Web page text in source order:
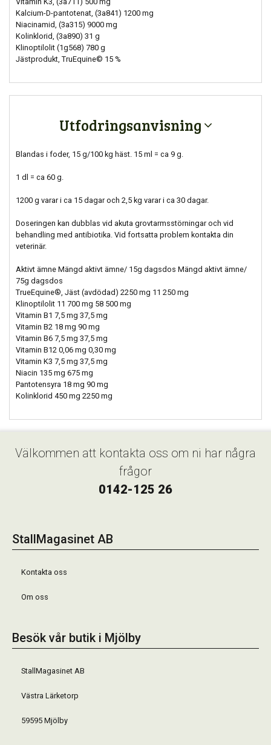
Kalcium-D-pantotenat, (3a841) 1200 mg
Niacinamid, (3a315) 9000 mg
Kolinklorid, (3a890) 31 g
Klinoptilolit (1g568) 780 g
Jästprodukt, TruEquine© 15 %
Utfodringsanvisning
Blandas i foder, 15 g/100 kg häst. 15 ml = ca 9 g.
1 dl = ca 60 g.
1200 g varar i ca 15 dagar och 2,5 kg varar i ca 30 dagar.
Doseringen kan dubblas vid akuta grovtarmsstörningar och vid
behandling med antibiotika. Vid fortsatta problem kontakta din
veterinär.
Aktivt ämne Mängd aktivt ämne/ 15g dagsdos Mängd aktivt ämne/
75g dagsdos
TrueEquine®, Jäst (avdödad) 2250 mg 11 250 mg
Klinoptilolit 11 700 mg 58 500 mg
Vitamin B1 7,5 mg 37,5 mg
Vitamin B2 18 mg 90 mg
Vitamin B6 7,5 mg 37,5 mg
Vitamin B12 0,06 mg 0,30 mg
Vitamin K3 7,5 mg 37,5 mg
Niacin 135 mg 675 mg
Pantotensyra 18 mg 90 mg
Kolinklorid 450 mg 2250 mg
Välkommen att kontakta oss om ni har några
frågor
0142-125 26
StallMagasinet AB
Kontakta oss
Om oss
Besök vår butik i Mjölby
StallMagasinet AB
Västra Lärketorp
59595 Mjölby